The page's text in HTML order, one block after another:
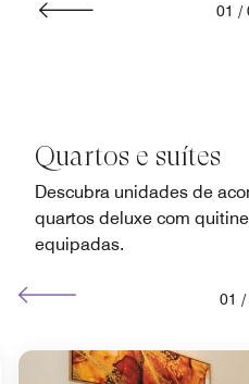
01 /
Quartos e suítes
Descubra unidades de
quartos deluxe com
equipadas.
01 /